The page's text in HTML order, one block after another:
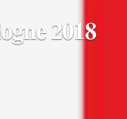
2018